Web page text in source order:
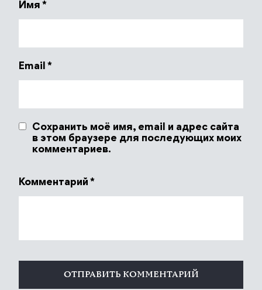
Имя *
Email *
Сохранить моё имя, email и адрес сайта
в этом браузере для последующих моих
комментариев.
Комментарий *